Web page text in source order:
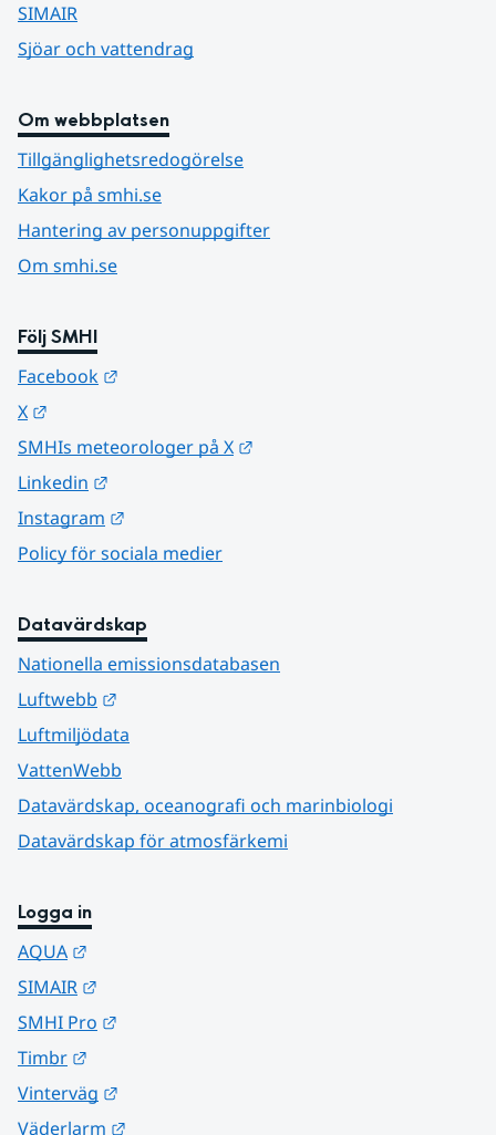
SIMAIR
Sjöar och vattendrag
Om webbplatsen
Tillgänglighetsredogörelse
Kakor på smhi.se
Hantering av personuppgifter
Om smhi.se
Följ SMHI
Facebook
X
SMHIs meteorologer på X
Linkedin
Instagram
Policy för sociala medier
Datavärdskap
Nationella emissionsdatabasen
Luftwebb
Luftmiljödata
VattenWebb
Datavärdskap, oceanografi och marinbiologi
Datavärdskap för atmosfärkemi
Logga in
AQUA
SIMAIR
SMHI Pro
Timbr
Vinterväg
Väderlarm